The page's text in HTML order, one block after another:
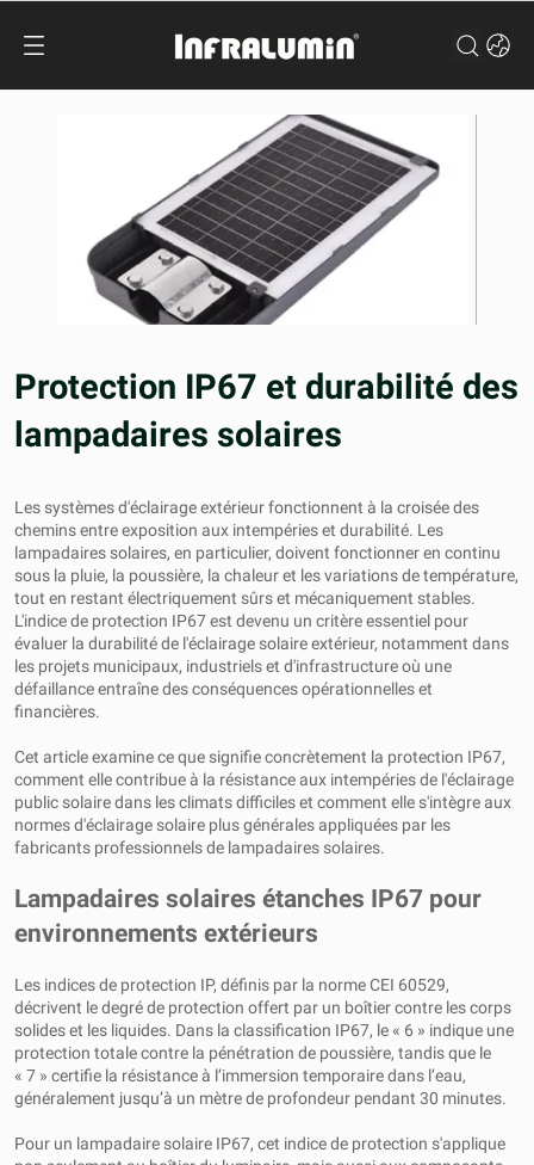
Protection IP67 et durabilité des
lampadaires solaires
Les systèmes d'éclairage extérieur fonctionnent à la croisée des
chemins entre exposition aux intempéries et durabilité. Les
lampadaires solaires, en particulier, doivent fonctionner en continu
sous la pluie, la poussière, la chaleur et les variations de température,
tout en restant électriquement sûrs et mécaniquement stables.
L'indice de protection IP67 est devenu un critère essentiel pour
évaluer la durabilité de l'éclairage solaire extérieur, notamment dans
les projets municipaux, industriels et d'infrastructure où une
défaillance entraîne des conséquences opérationnelles et
financières.
Cet article examine ce que signifie concrètement la protection IP67,
comment elle contribue à la résistance aux intempéries de l'éclairage
public solaire dans les climats difficiles et comment elle s'intègre aux
normes d'éclairage solaire plus générales appliquées par les
fabricants professionnels de lampadaires solaires.
Lampadaires solaires étanches IP67 pour
environnements extérieurs
Les indices de protection IP, définis par la norme CEI 60529,
décrivent le degré de protection offert par un boîtier contre les corps
solides et les liquides. Dans la classification IP67, le « 6 » indique une
protection totale contre la pénétration de poussière, tandis que le
« 7 » certifie la résistance à l’immersion temporaire dans l’eau,
généralement jusqu’à un mètre de profondeur pendant 30 minutes.
Pour un lampadaire solaire IP67, cet indice de protection s'applique